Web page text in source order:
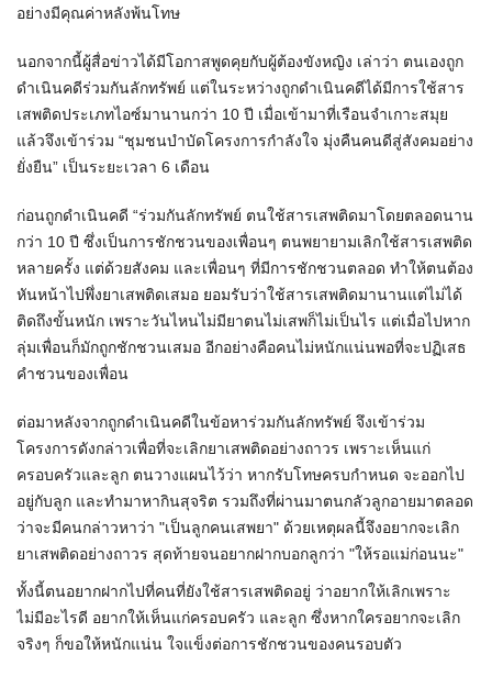
อย่างมีคุณค่าหลังพ้นโทษ
นอกจากนี้ผู้สื่อข่าวได้มีโอกาสพูดคุยกับผู้ต้องขังหญิง เล่าว่า ตนเองถูก
ดำเนินคดีร่วมกันลักทรัพย์ แต่ในระหว่างถูกดำเนินคดีได้มีการใช้สาร
เสพติดประเภทไอซ์มานานกว่า 10 ปี เมื่อเข้ามาที่เรือนจำเกาะสมุย
แล้วจึงเข้าร่วม “ชุมชนบำบัดโครงการกำลังใจ มุ่งคืนคนดีสู่สังคมอย่าง
ยั่งยืน” เป็นระยะเวลา 6 เดือน
ก่อนถูกดำเนินคดี “ร่วมกันลักทรัพย์ ตนใช้สารเสพติดมาโดยตลอดนาน
กว่า 10 ปี ซึ่งเป็นการชักชวนของเพื่อนๆ ตนพยายามเลิกใช้สารเสพติด
หลายครั้ง แต่ด้วยสังคม และเพื่อนๆ ที่มีการชักชวนตลอด ทำให้ตนต้อง
หันหน้าไปพึ่งยาเสพติดเสมอ ยอมรับว่าใช้สารเสพติดมานานแต่ไม่ได้
ติดถึงขั้นหนัก เพราะวันไหนไม่มียาตนไม่เสพก็ไม่เป็นไร แต่เมื่อไปหาก
ลุ่มเพื่อนก็มักถูกชักชวนเสมอ อีกอย่างคือคนไม่หนักแน่นพอที่จะปฏิเสธ
คำชวนของเพื่อน
ต่อมาหลังจากถูกดำเนินคดีในข้อหาร่วมกันลักทรัพย์ จึงเข้าร่วม
โครงการดังกล่าวเพื่อที่จะเลิกยาเสพติดอย่างถาวร เพราะเห็นแก่
ครอบครัวและลูก ตนวางแผนไว้ว่า หากรับโทษครบกำหนด จะออกไป
อยู่กับลูก และทำมาหากินสุจริต รวมถึงที่ผ่านมาตนกลัวลูกอายมาตลอด
ว่าจะมีคนกล่าวหาว่า "เป็นลูกคนเสพยา" ด้วยเหตุผลนี้จึงอยากจะเลิก
ยาเสพติดอย่างถาวร สุดท้ายจนอยากฝากบอกลูกว่า "ให้รอแม่ก่อนนะ"
ทั้งนี้ตนอยากฝากไปที่คนที่ยังใช้สารเสพติดอยู่ ว่าอยากให้เลิกเพราะ
ไม่มีอะไรดี อยากให้เห็นแก่ครอบครัว และลูก ซึ่งหากใครอยากจะเลิก
จริงๆ ก็ขอให้หนักแน่น ใจแข็งต่อการชักชวนของคนรอบตัว